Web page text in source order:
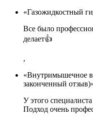
«Газожидкостный
Все было
делает👍
,
«Внутримышечное
законченный
У этого
Подход очень